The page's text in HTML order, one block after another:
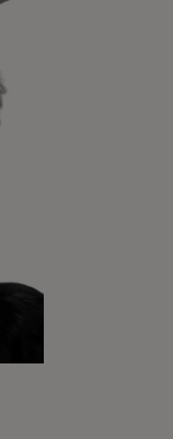
y empieza